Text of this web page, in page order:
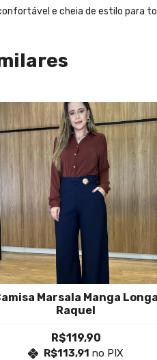
e cheia de estilo para
Marsala Manga Longa
Raquel
R$119,90
R$113,91 no PIX